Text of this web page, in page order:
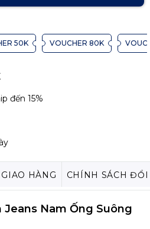
50K VOUCHER 80K
đến 15%
HÀNG CHÍNH SÁCH
Jeans Nam Ống Suông